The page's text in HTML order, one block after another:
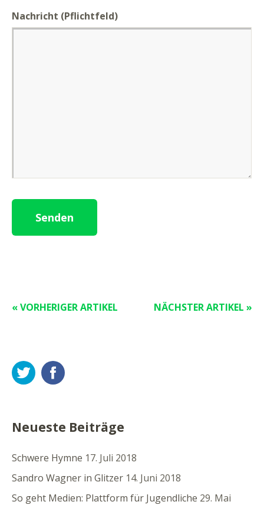
Nachricht (Pflichtfeld)
NÄCHSTER ARTIKEL »
« VORHERIGER ARTIKEL
Twitter
Neueste Beiträge
Schwere Hymne 17. Juli 2018
Sandro Wagner in Glitzer 14. Juni 2018
So geht Medien: Plattform für Jugendliche 29. Mai